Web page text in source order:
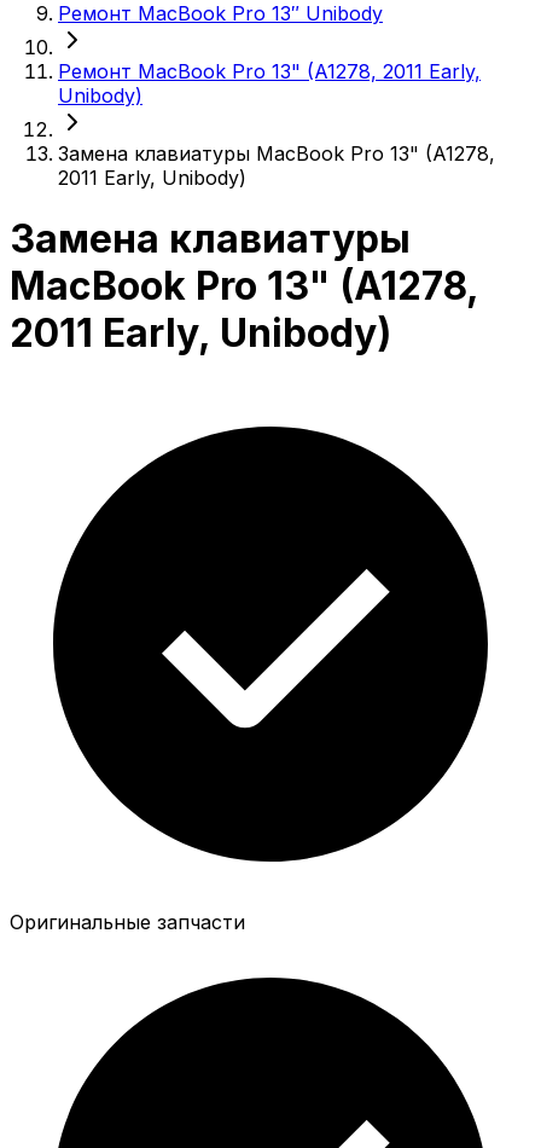
Ремонт MacBook Pro 13″ Unibody
Ремонт MacBook Pro 13" (A1278, 2011 Early,
Unibody)
Замена клавиатуры MacBook Pro 13" (A1278,
2011 Early, Unibody)
Замена клавиатуры
MacBook Pro 13" (A1278,
2011 Early, Unibody)
Оригинальные запчасти